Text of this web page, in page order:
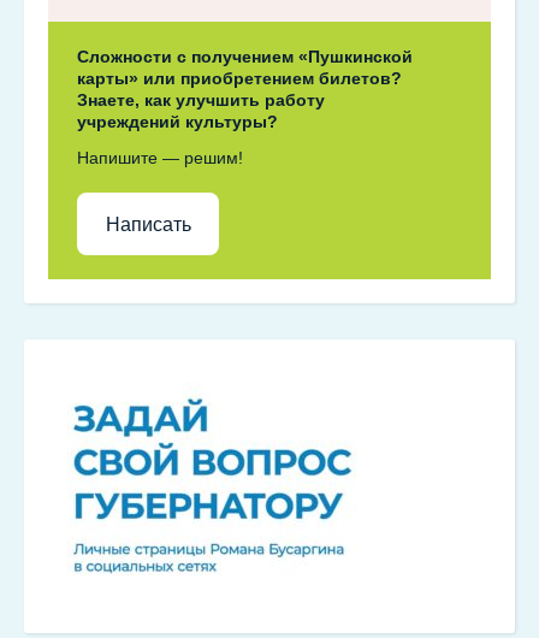
Сложности с получением «Пушкинской
карты» или приобретением билетов?
Знаете, как улучшить работу
учреждений культуры?
Напишите — решим!
Написать